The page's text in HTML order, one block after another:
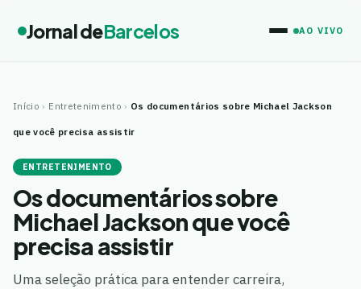
Jornal deBarcelos AO VIVO
Início › Entretenimento › Os documentários sobre Michael Jackson
que você precisa assistir
ENTRETENIMENTO
Os documentários sobre
Michael Jackson que você
precisa assistir
Uma seleção prática para entender carreira,